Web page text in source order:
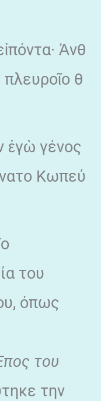
Ἀνθ
πλευροῖο θ
ἐγὼ γένος
Κωπεύ
του
όπως
του
την